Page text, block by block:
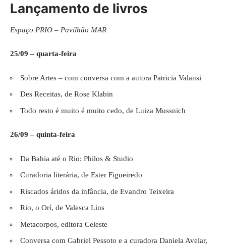
Lançamento de livros
Espaço PRIO – Pavilhão MAR
25/09 – quarta-feira
Sobre Artes – com conversa com a autora Patricia Valansi
Des Receitas, de Rose Klabin
Todo resto é muito é muito cedo, de Luiza Mussnich
26/09 – quinta-feira
Da Bahia até o Rio: Philos & Studio
Curadoria literária, de Ester Figueiredo
Riscados áridos da infância, de Evandro Teixeira
Rio, o Orí, de Valesca Lins
Metacorpos, editora Celeste
Conversa com Gabriel Pessoto e a curadora Daniela Avelar,